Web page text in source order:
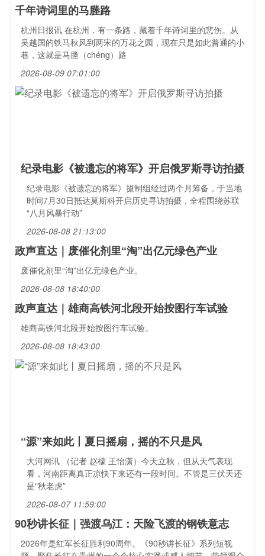
千年诗词里的马塍路
杭州日报讯 在杭州，有一条路，藏着千年诗词里的悲伤。从
吴越国的铁马秋风到两宋的万花之园，现在只是如此普通的小
巷，这就是马塍（chéng）路
2026-08-09 07:01:00
纪录电影《被遗忘的将军》开启俄罗斯寻访拍摄
纪录电影《被遗忘的将军》摄制组经过两个月筹备，于当地
时间7月30日抵达莫斯科开启历史寻访拍摄，全程围绕苏联
“八月风暴行动”
2026-08-08 21:13:00
政声直达｜废催化剂里“淘”出亿元绿色产业
废催化剂里“淘”出亿元绿色产业。
2026-08-08 18:40:00
政声直达｜雄商高铁河北段开始按图行车试验
雄商高铁河北段开始按图行车试验。
2026-08-08 18:43:00
“源”来如此丨夏日摇扇，摇的不只是风
大河网讯 （记者 赵檬 王怡潇）今天立秋，但从天气表现
看，河南距离真正凉快下来还有一段时间。不管是三伏天还
是“秋老虎”
2026-08-07 11:59:00
90秒讲长征｜强渡乌江：天险飞渡的钢铁意志
2026年是红军长征胜利90周年。《90秒讲长征》系列短视